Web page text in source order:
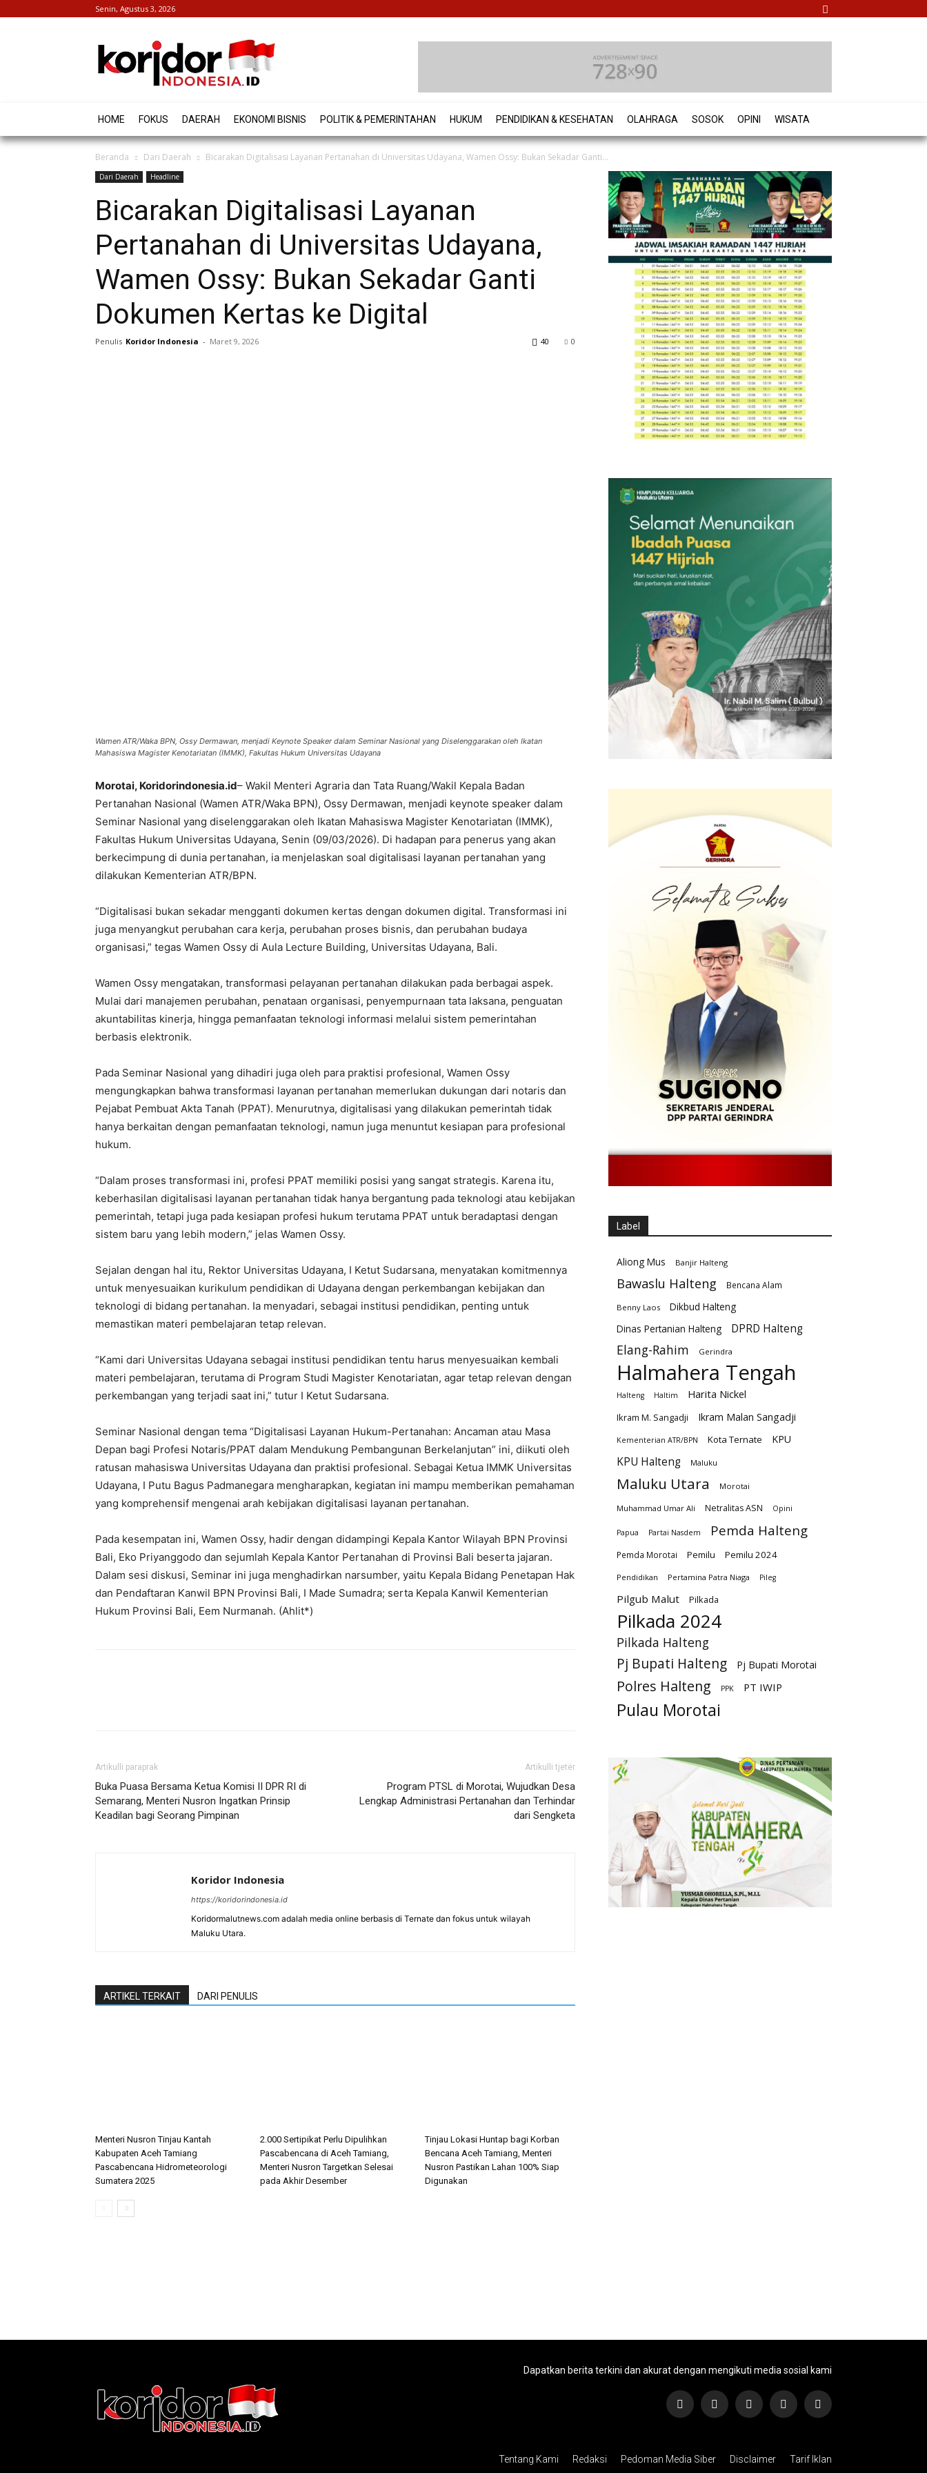
Senin, Agustus 3, 2026
HOME FOKUS DAERAH EKONOMI BISNIS POLITIK & PEMERINTAHAN HUKUM PENDIDIKAN & KESEHATAN OLAHRAGA SOSOK OPINI WISATA
Beranda Dari Daerah Bicarakan Digitalisasi Layanan Pertanahan di Universitas Udayana, Wamen Ossy: Bukan Sekadar Ganti...
Dari Daerah Headline
Bicarakan Digitalisasi Layanan
Pertanahan di Universitas Udayana,
Wamen Ossy: Bukan Sekadar Ganti
Dokumen Kertas ke Digital ‎
Penulis Koridor Indonesia - Maret 9, 2026 0
40
Wamen ATR/Waka BPN, Ossy Dermawan, menjadi Keynote Speaker dalam Seminar Nasional yang Diselenggarakan oleh Ikatan
Mahasiswa Magister Kenotariatan (IMMK), Fakultas Hukum Universitas Udayana
Morotai, Koridorindonesia.id– Wakil Menteri Agraria dan Tata Ruang/Wakil Kepala Badan
Pertanahan Nasional (Wamen ATR/Waka BPN), Ossy Dermawan, menjadi keynote speaker dalam
Seminar Nasional yang diselenggarakan oleh Ikatan Mahasiswa Magister Kenotariatan (IMMK),
Fakultas Hukum Universitas Udayana, Senin (09/03/2026). Di hadapan para penerus yang akan
berkecimpung di dunia pertanahan, ia menjelaskan soal digitalisasi layanan pertanahan yang
dilakukan Kementerian ATR/BPN.
‎“Digitalisasi bukan sekadar mengganti dokumen kertas dengan dokumen digital. Transformasi ini
juga menyangkut perubahan cara kerja, perubahan proses bisnis, dan perubahan budaya
organisasi,” tegas Wamen Ossy di Aula Lecture Building, Universitas Udayana, Bali.
‎Wamen Ossy mengatakan, transformasi pelayanan pertanahan dilakukan pada berbagai aspek.
Mulai dari manajemen perubahan, penataan organisasi, penyempurnaan tata laksana, penguatan
akuntabilitas kinerja, hingga pemanfaatan teknologi informasi melalui sistem pemerintahan
berbasis elektronik.
‎Pada Seminar Nasional yang dihadiri juga oleh para praktisi profesional, Wamen Ossy
mengungkapkan bahwa transformasi layanan pertanahan memerlukan dukungan dari notaris dan
Pejabat Pembuat Akta Tanah (PPAT). Menurutnya, digitalisasi yang dilakukan pemerintah tidak
hanya berkaitan dengan pemanfaatan teknologi, namun juga menuntut kesiapan para profesional
hukum.
‎“Dalam proses transformasi ini, profesi PPAT memiliki posisi yang sangat strategis. Karena itu,
keberhasilan digitalisasi layanan pertanahan tidak hanya bergantung pada teknologi atau kebijakan
pemerintah, tetapi juga pada kesiapan profesi hukum terutama PPAT untuk beradaptasi dengan
sistem baru yang lebih modern,” jelas Wamen Ossy.
‎Sejalan dengan hal itu, Rektor Universitas Udayana, I Ketut Sudarsana, menyatakan komitmennya
untuk menyesuaikan kurikulum pendidikan di Udayana dengan perkembangan kebijakan dan
teknologi di bidang pertanahan. Ia menyadari, sebagai institusi pendidikan, penting untuk
memastikan materi pembelajaran tetap relevan.
‎“Kami dari Universitas Udayana sebagai institusi pendidikan tentu harus menyesuaikan kembali
materi pembelajaran, terutama di Program Studi Magister Kenotariatan, agar tetap relevan dengan
perkembangan yang terjadi saat ini,” tutur I Ketut Sudarsana.
‎Seminar Nasional dengan tema “Digitalisasi Layanan Hukum-Pertanahan: Ancaman atau Masa
Depan bagi Profesi Notaris/PPAT dalam Mendukung Pembangunan Berkelanjutan” ini, diikuti oleh
ratusan mahasiswa Universitas Udayana dan praktisi profesional. Sebagai Ketua IMMK Universitas
Udayana, I Putu Bagus Padmanegara mengharapkan, kegiatan ini mampu memberikan pemahaman
yang komprehensif mengenai arah kebijakan digitalisasi layanan pertanahan.
‎Pada kesempatan ini, Wamen Ossy, hadir dengan didampingi Kepala Kantor Wilayah BPN Provinsi
Bali, Eko Priyanggodo dan sejumlah Kepala Kantor Pertanahan di Provinsi Bali beserta jajaran.
Dalam sesi diskusi, Seminar ini juga menghadirkan narsumber, yaitu Kepala Bidang Penetapan Hak
dan Pendaftaran Kanwil BPN Provinsi Bali, I Made Sumadra; serta Kepala Kanwil Kementerian
Hukum Provinsi Bali, Eem Nurmanah. (Ahlit*)
Artikulli paraprak
Buka Puasa Bersama Ketua Komisi II DPR RI di
Semarang, Menteri Nusron Ingatkan Prinsip
Keadilan bagi Seorang Pimpinan
Artikulli tjetër
Program PTSL di Morotai, Wujudkan Desa
Lengkap Administrasi Pertanahan dan Terhindar
dari Sengketa
Koridor Indonesia
https://koridorindonesia.id
Koridormalutnews.com adalah media online berbasis di Ternate dan fokus untuk wilayah
Maluku Utara.
ARTIKEL TERKAIT DARI PENULIS
Menteri Nusron Tinjau Kantah
Kabupaten Aceh Tamiang
Pascabencana Hidrometeorologi
Sumatera 2025
2.000 Sertipikat Perlu Dipulihkan
Pascabencana di Aceh Tamiang,
Menteri Nusron Targetkan Selesai
pada Akhir Desember
Tinjau Lokasi Huntap bagi Korban
Bencana Aceh Tamiang, Menteri
Nusron Pastikan Lahan 100% Siap
Digunakan
Label
Aliong Mus Banjir Halteng
Bawaslu Halteng Bencana Alam
Benny Laos
Dikbud Halteng
Dinas Pertanian Halteng
DPRD Halteng
Elang-Rahim Gerindra
Halmahera Tengah
Halteng Haltim Harita Nickel
Ikram M. Sangadji Ikram Malan Sangadji
Kementerian ATR/BPN Kota Ternate KPU
KPU Halteng Maluku
Maluku Utara Morotai
Muhammad Umar Ali Netralitas ASN Opini
Papua Partai Nasdem Pemda Halteng
Pemda Morotai Pemilu Pemilu 2024
Pendidikan Pertamina Patra Niaga Pileg
Pilgub Malut Pilkada
Pilkada 2024
Pilkada Halteng
Pj Bupati Halteng Pj Bupati Morotai
Polres Halteng PPK PT IWIP
Pulau Morotai
Dapatkan berita terkini dan akurat dengan mengikuti media sosial kami
Tentang Kami Redaksi Pedoman Media Siber Disclaimer Tarif Iklan